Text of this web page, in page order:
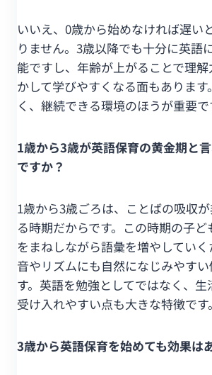
いいえ、0歳から始めなければ遅い
りません。3歳以降でも十分に英語
能ですし、年齢が上がることで理
かして学びやすくなる面もありま
く、継続できる環境のほうが重要で
1歳から3歳が英語保育の黄金期と
ですか？
1歳から3歳ごろは、ことばの吸収
る時期だからです。この時期の子
をまねしながら語彙を増やしてい
音やリズムにも自然になじみやす
す。英語を勉強としてではなく、生
受け入れやすい点も大きな特徴です。
3歳から英語保育を始めても効果は